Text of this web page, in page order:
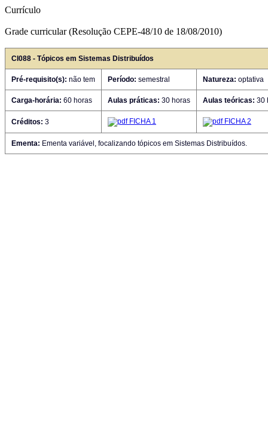
Currículo
Grade curricular (Resolução CEPE-48/10 de 18/08/2010)
CI088 - Tópicos em Sistemas Distribuídos
Pré-requisito(s): não tem Período: semestral Natureza: optativa
Carga-horária: 60 horas Aulas práticas: 30 horas Aulas teóricas: 30
Créditos: 3 FICHA 1 FICHA 2
Ementa: Ementa variável, focalizando tópicos em Sistemas Distribuídos.